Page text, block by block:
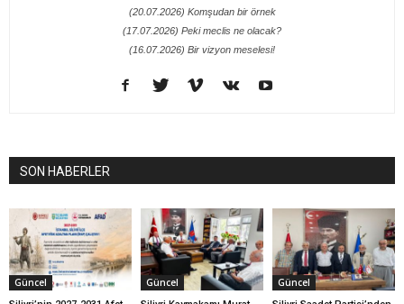
(20.07.2026) Komşudan bir örnek
(17.07.2026) Peki meclis ne olacak?
(16.07.2026) Bir vizyon meselesi!
SON HABERLER
Güncel Güncel Güncel